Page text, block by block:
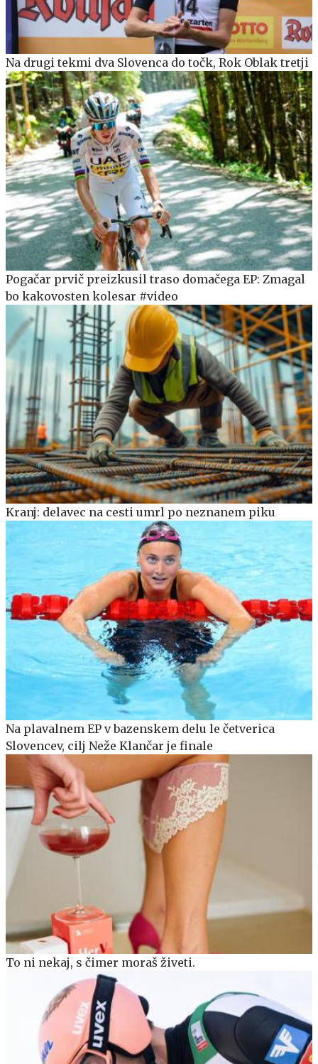
Na drugi tekmi dva Slovenca do točk, Rok Oblak tretji
Pogačar prvič preizkusil traso domačega EP: Zmagal
bo kakovosten kolesar #video
Kranj: delavec na cesti umrl po neznanem piku
Na plavalnem EP v bazenskem delu le četverica
Slovencev, cilj Neže Klančar je finale
To ni nekaj, s čimer moraš živeti.